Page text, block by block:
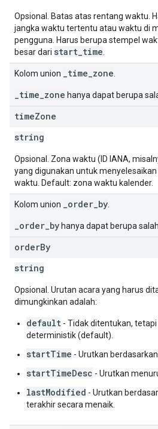
Opsional. Batas atas rentang waktu.
jangka waktu tertentu atau waktu di
pengguna. Harus berupa stempel
besar dari start_time
Kolom union _time_zone
_time_zone hanya dapat berupa
timeZone
string
Opsional. Zona waktu (ID IANA,
yang digunakan untuk
waktu. Default: zona waktu kalender.
Kolom union _order_by
_order_by hanya dapat berupa
orderBy
string
Opsional. Urutan acara yang harus
dimungkinkan adalah:
default - Tidak ditentukan,
deterministik (default).
startTime - Urutkan
startTimeDesc - Urutkan
lastModified - Urutkan
terakhir secara menaik.